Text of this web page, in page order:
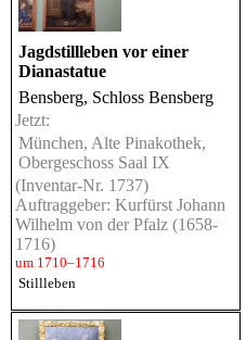
Jagdstillleben vor einer
Dianastatue
Bensberg, Schloss Bensberg
Jetzt:
München, Alte Pinakothek,
Obergeschoss Saal IX
(Inventar-Nr. 1737)
Auftraggeber: Kurfürst Johann
Wilhelm von der Pfalz (1658-
1716)
um 1710–1716
Stillleben